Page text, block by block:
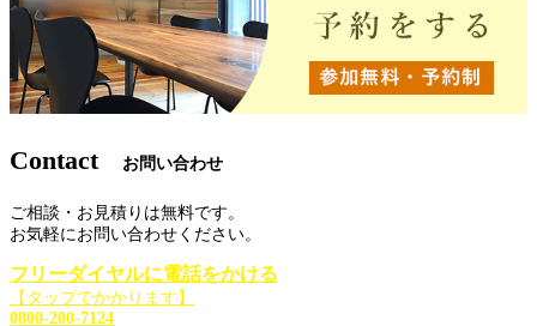
Contact お問い合わせ
ご相談・お見積りは無料です。
お気軽にお問い合わせください。
フリーダイヤルに電話をかける
【タップでかかります】
0800-200-7124